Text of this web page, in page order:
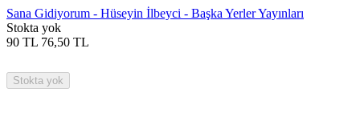
Sana Gidiyorum - Hüseyin İlbeyci - Başka Yerler Yayınları
Stokta yok
90 TL 76,50 TL
Stokta yok